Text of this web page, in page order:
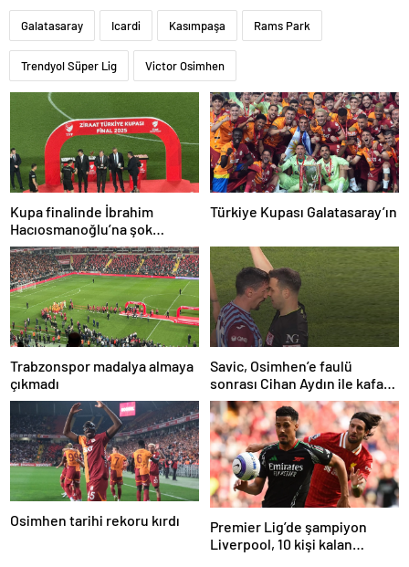
Galatasaray Icardi Kasımpaşa Rams Park
Trendyol Süper Lig Victor Osimhen
Kupa finalinde İbrahim
Hacıosmanoğlu’na şok
protesto!
Türkiye Kupası Galatasaray’ın
Trabzonspor madalya almaya
çıkmadı
Savic, Osimhen’e faulü
sonrası Cihan Aydın ile kafa
kafaya geldi!
Osimhen tarihi rekoru kırdı
Premier Lig’de şampiyon
Liverpool, 10 kişi kalan